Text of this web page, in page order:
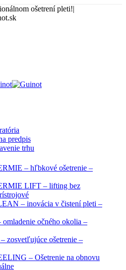
ošetrení pleti!|
predpis
trhu
– hľbkové ošetrenie –
LIFT – lifting bez
– inovácia v čistení pleti –
očného okolia –
zosvetľujúce ošetrenie –
– Ošetrenie na obnovu